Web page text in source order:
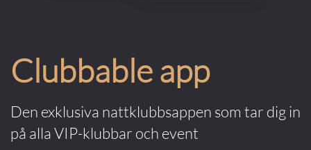
Clubbable app
Den exklusiva nattklubbsappen som tar dig in
på alla VIP-klubbar och event